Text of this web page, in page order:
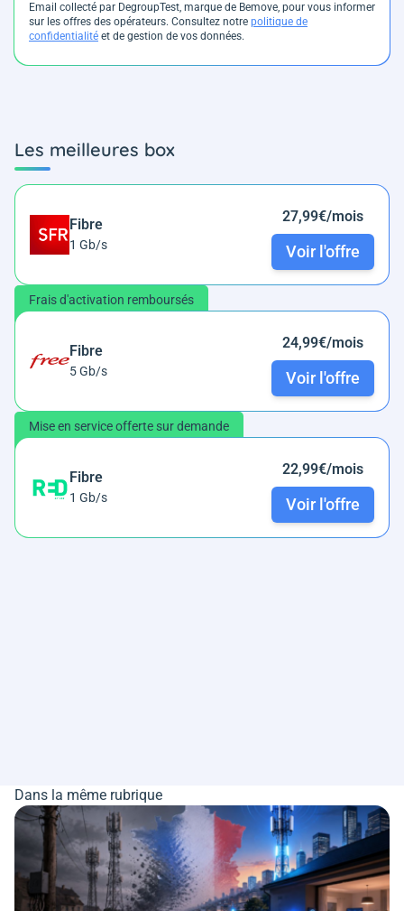
Email collecté par DegroupTest, marque de Bemove, pour vous informer
sur les offres des opérateurs. Consultez notre politique de
confidentialité et de gestion de vos données.
Les meilleures box
Fibre
1 Gb/s
27,99€/mois
Voir l'offre
Frais d'activation remboursés
Fibre
5 Gb/s
24,99€/mois
Voir l'offre
Mise en service offerte sur demande
Fibre
1 Gb/s
22,99€/mois
Voir l'offre
Dans la même rubrique